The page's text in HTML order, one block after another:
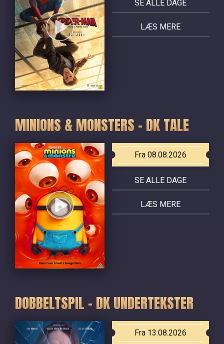
SE ALLE DAGE
LÆS MERE
MINIONS & MONSTERS - DK TALE
Fra 08.08.2026
SE ALLE DAGE
LÆS MERE
DOBBELTSPIL - DK UNDERTEKSTER
Fra 13.08.2026